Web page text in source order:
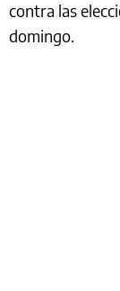
contra las
domingo.